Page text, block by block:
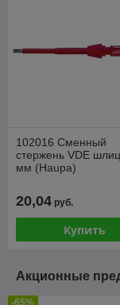
102016 Сменный
стержень VDE
мм (Haupa)
20,04 руб.
Купить
Акционные